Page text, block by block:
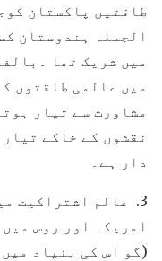
طاقتیں پاکستان
الجملہ ہندوستان
میں شریک تھا
میں عالمی طاقتوں
مشاورت سے تیار
نقشوں کے خاکے
دار ہے۔
3. عالم اشتراکیت
امریکہ اور روس
(گو اس کی بنیاد